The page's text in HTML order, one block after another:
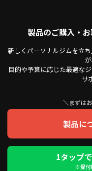
製品のご購入・
新しくパーソナルジムを立
目的や予算に応じた最適な
サ
＼まずは
製品に
1タップ
※受付